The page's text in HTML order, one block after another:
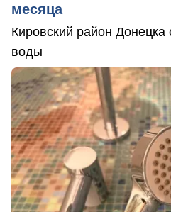
месяца
Кировский район Донецка
воды